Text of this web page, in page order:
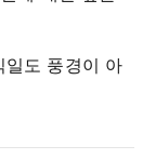
일도 풍경이 아